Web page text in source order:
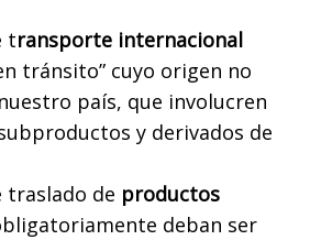
transporte internacional
tránsito” cuyo origen no
país, que involucren
y derivados de
traslado de productos
deban ser